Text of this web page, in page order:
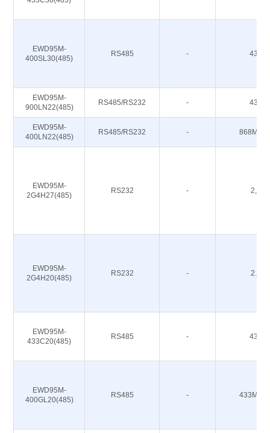
EWD95M-
400SL30(485)
RS485 - 433M
EWD95M-
900LN22(485)
RS485/RS232 - 433M
EWD95M-
400LN22(485)
RS485/RS232 - 868M
EWD95M-
2G4H27(485)
RS232 - 2,4G
EWD95M-
2G4H20(485)
RS232 - 2.4G
EWD95M-
433C20(485)
RS485 - 433M
EWD95M-
400GL20(485)
RS485 - 433M